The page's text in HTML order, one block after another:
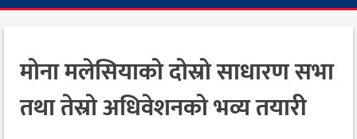
मोना मलेसियाको दोस्रो साधारण सभा
तथा तेस्रो अधिवेशनको भव्य तयारी